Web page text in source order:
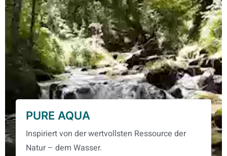
PURE AQUA
Inspiriert von der wertvollsten Ressource der
Natur – dem Wasser.